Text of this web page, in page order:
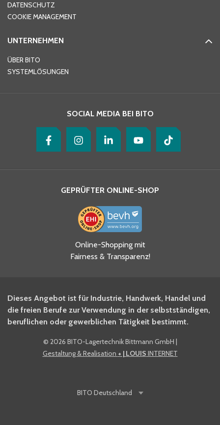
Telefon
Ja, ich habe die
Datenschutzhinweise gelesen
und akzeptiere diese.
BITO Newsletter Fachwissen
Intralogistiker anmelden.
Ja, ich möchte mich für den
BITO Shop-Newsletter
DATENSCHUTZ
COOKIE MANAGEMENT
UNTERNEHMEN
ÜBER BITO
SYSTEMLÖSUNGEN
SOCIAL MEDIA BEI BITO
GEPRÜFTER ONLINE-SHOP
Online-Shopping mit
Fairness & Transparenz!
Dieses Angebot ist für Industrie, Handwerk, Handel und
die freien Berufe zur Verwendung in der selbstständigen,
beruflichen oder gewerblichen Tätigkeit bestimmt.
© 2026 BITO-Lagertechnik Bittmann GmbH |
Gestaltung & Realisation + | LOUIS INTERNET
BITO Deutschland